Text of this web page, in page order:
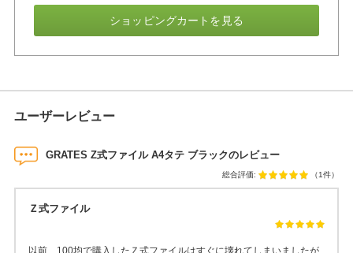
ショッピングカートを見る
ユーザーレビュー
GRATES Z式ファイル A4タテ ブラックのレビュー
総合評価: （1件）
Ｚ式ファイル
以前、100均で購入したＺ式ファイルはすぐに壊れてしまいましたが